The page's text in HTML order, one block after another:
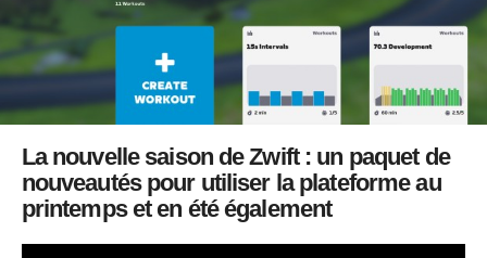
La nouvelle saison de Zwift : un paquet de
nouveautés pour utiliser la plateforme au
printemps et en été également